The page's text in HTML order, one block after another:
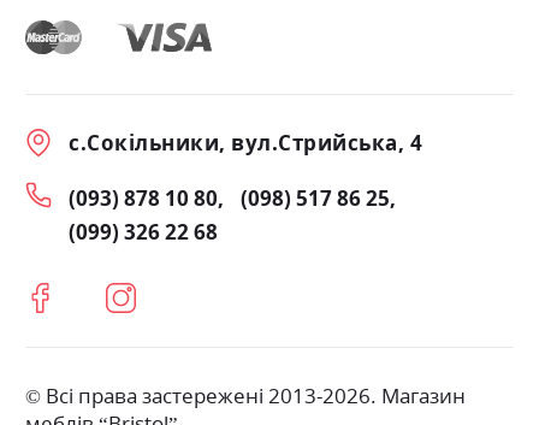
с.Сокільники, вул.Стрийська, 4
(093) 878 10 80
(098) 517 86 25
(099) 326 22 68
© Всі права застережені 2013-2026. Магазин